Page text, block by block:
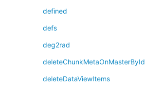
defined
defs
deg2rad
deleteChunkMetaOnMasterById
deleteDataViewItems